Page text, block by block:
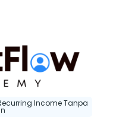
Income Tanpa